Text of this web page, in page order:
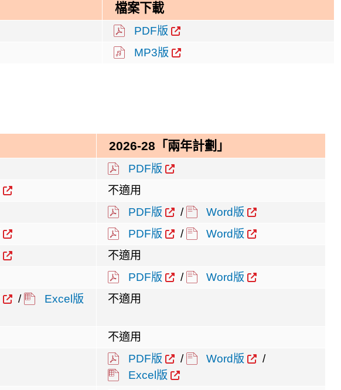
檔案下載
PDF版
MP3版
2026-28「兩年計劃 」
PDF版
不適用
PDF版 /
Word版
PDF版 /
Word版
不適用
PDF版 /
Word版
/ Excel版 不適用
不適用
PDF版 / Word版
/
Excel版